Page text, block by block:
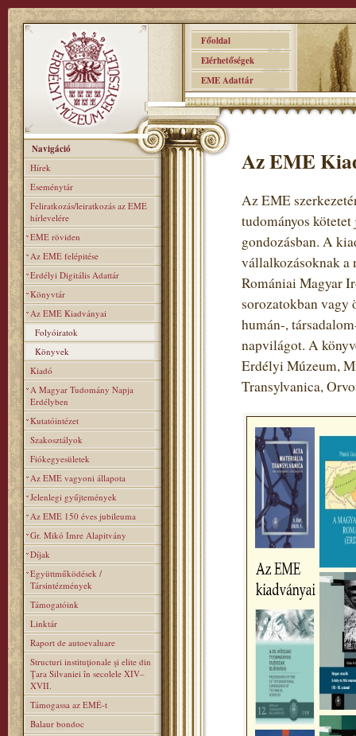
Főoldal
Elérhetőségek
EME Adattár
Navigáció
Hírek
Eseménytár
Feliratkozás/leiratkozás az EME
hírlevelére
EME röviden
Az EME felépitése
Erdélyi Digitális Adattár
Könyvtár
Az EME Kiadványai
Folyóiratok
Könyvek
Kiadó
A Magyar Tudomány Napja
Erdélyben
Kutatóintézet
Szakosztályok
Fiókegyesületek
Az EME vagyoni állapota
Jelenlegi gyűjtemények
Az EME 150 éves jubileuma
Gr. Mikó Imre Alapitvány
Díjak
Együttműködések /
Társintézmények
Támogatóink
Linktár
Raport de autoevaluare
Structuri instituţionale şi elite din
Ţara Silvaniei în secolele XIV–
XVII.
Támogassa az EMÉ-t
Balaur bondoc
Az EME
Az EME
tudományos
gondozásban. A
vállalkozásoknak a
Romániai Magyar
sorozatokban vagy
humán-,
napvilágot. A
Erdélyi Múzeum,
Transylvanica,